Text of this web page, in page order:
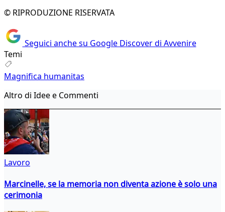
© RIPRODUZIONE RISERVATA
Seguici anche su Google Discover di Avvenire
Temi
Magnifica humanitas
Altro di Idee e Commenti
Lavoro
Marcinelle, se la memoria non diventa azione è solo una
cerimonia